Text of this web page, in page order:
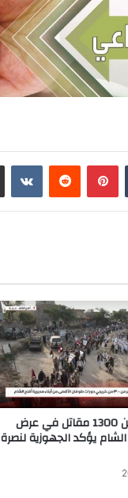
بينتيريست
حجة .. أكثر من 1300 مقاتل في عرض
يؤكد الجهوزية لنصرة